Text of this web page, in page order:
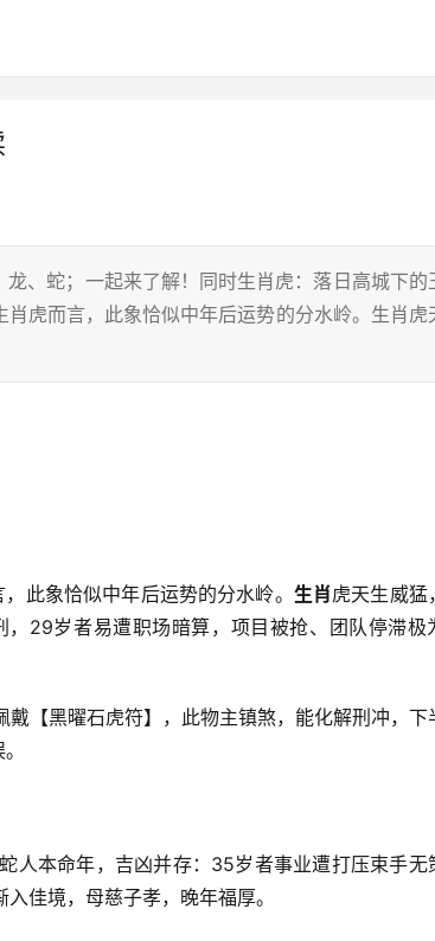
、蛇；一起来了解！同时生肖虎：落日高城下的
虎而言，此象恰似中年后运势的分水岭。生肖虎
，此象恰似中年后运势的分水岭。 生肖虎天生威猛
，29岁者易遭职场暗算，项目被抢、团队停滞极
【黑曜石虎符】，此物主镇煞，能化解刑冲，下
本命年，吉凶并存：35岁者事业遭打压束手无
佳境，母慈子孝，晚年福厚。